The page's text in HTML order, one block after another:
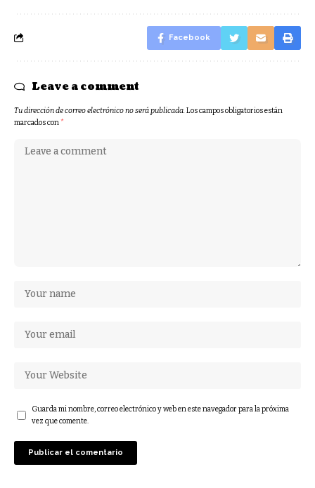
Facebook
Leave a comment
Tu dirección de correo electrónico no será publicada.Los campos obligatorios están
marcados con*
Guarda mi nombre, correo electrónico y web en este navegador para la próxima
vez que comente.